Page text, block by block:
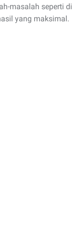
masalah seperti di
yang maksimal.